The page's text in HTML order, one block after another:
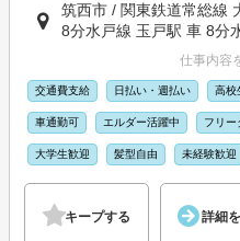
筑西市 / 関東鉄道常総線
8分水戸線 玉戸駅 車 8分
仕事内容
交通費支給 日払い・週払い 高校
車通勤可 エルダー活躍中 フリー
大学生歓迎 髪型自由 未経験歓迎
キープする 詳細